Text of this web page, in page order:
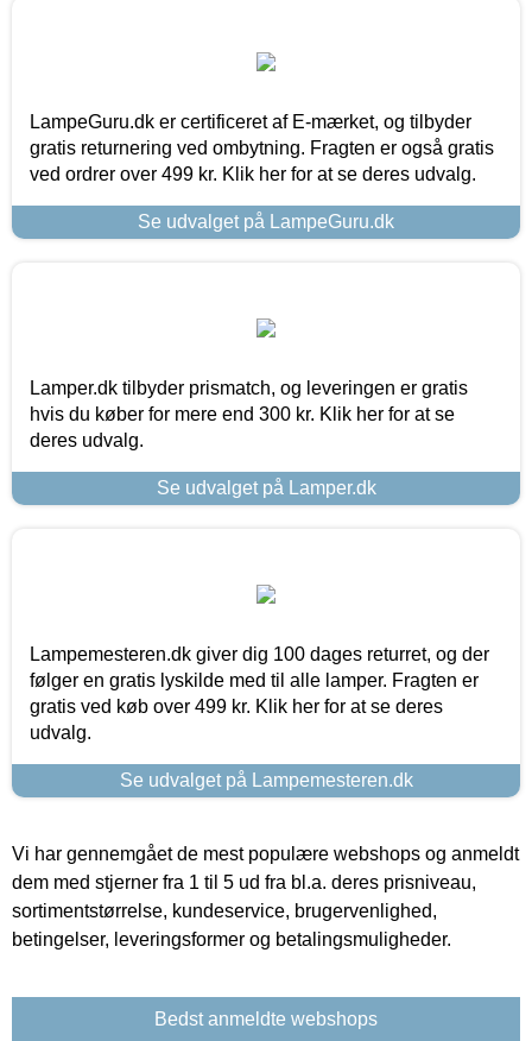
LampeGuru.dk er certificeret af E-mærket, og tilbyder
gratis returnering ved ombytning. Fragten er også gratis
ved ordrer over 499 kr. Klik her for at se deres udvalg.
Se udvalget på LampeGuru.dk
Lamper.dk tilbyder prismatch, og leveringen er gratis
hvis du køber for mere end 300 kr. Klik her for at se
deres udvalg.
Se udvalget på Lamper.dk
Lampemesteren.dk giver dig 100 dages returret, og der
følger en gratis lyskilde med til alle lamper. Fragten er
gratis ved køb over 499 kr. Klik her for at se deres
udvalg.
Se udvalget på Lampemesteren.dk
Vi har gennemgået de mest populære webshops og anmeldt
dem med stjerner fra 1 til 5 ud fra bl.a. deres prisniveau,
sortimentstørrelse, kundeservice, brugervenlighed,
betingelser, leveringsformer og betalingsmuligheder.
Bedst anmeldte webshops